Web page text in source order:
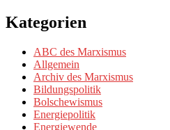
Kategorien
ABC des Marxismus
Allgemein
Archiv des Marxismus
Bildungspolitik
Bolschewismus
Energiepolitik
Energiewende